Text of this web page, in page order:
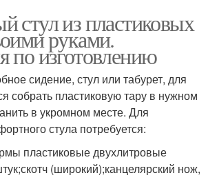
стул из пластиковых
руками.
по изготовлению
сидение, стул или табурет, для
собрать пластиковую тару в нужном
в укромном месте. Для
стула потребуется:
пластиковые двухлитровые
(широкий);канцелярский нож,